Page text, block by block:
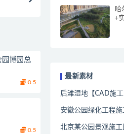
博园总
0.5
0.5
哈
+
最新素材
后滩湿地【CAD施工
安徽公园绿化工程施
北京某公园景观施工